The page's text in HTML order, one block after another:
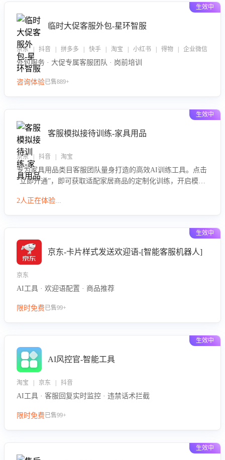
生效中
临时大促客服外包-星环智服
京东 | 抖音 | 拼多多 | 快手 | 淘宝 | 小红书 | 得物 | 企业微信
外包服务 · 大促专属客服团队 · 岗前培训
咨询体验已售889+
生效中
客服模拟接待训练-家具用品
京东 | 抖音 | 淘宝
专为家具用品类目客服团队量身打造的高效AI训练工具。点击
“立即开通”，即可获取适配家居商品的定制化训练，开启模拟
参数咨询等高频场景下的专业应对能力。
2人正在体验...
生效中
京东-卡片样式发送欢迎语-[智能客服机器人]
京东
AI工具 · 欢迎语配置 · 商品推荐
限时免费已售99+
生效中
AI风控官-智能工具
淘宝 | 京东 | 抖音
AI工具 · 客服回复实时监控 · 违禁话术拦截
限时免费已售99+
生效中